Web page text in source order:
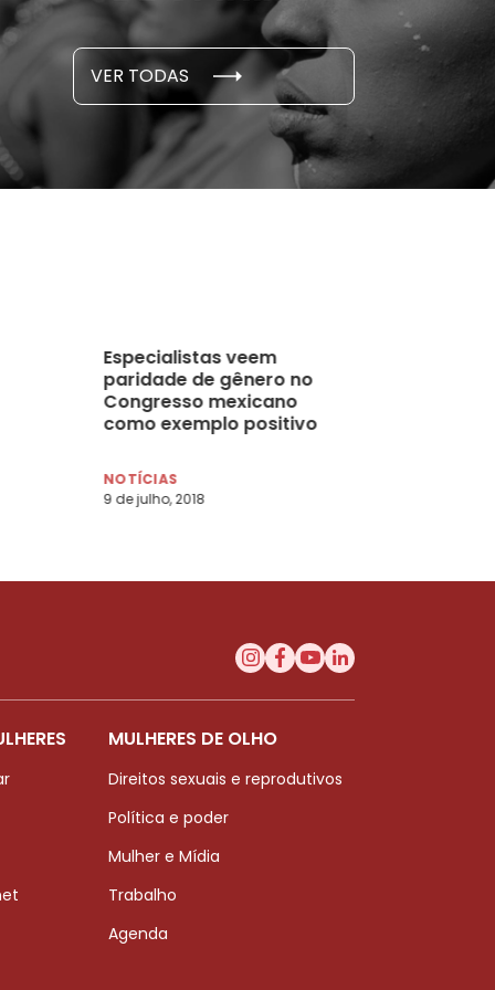
VER TODAS
E PESQUISAS
novembro, 2021
Especialistas veem
paridade de gênero no
Congresso mexicano
como exemplo positivo
NOTÍCIAS
9 de julho, 2018
MULHERES DE OLHO
Direitos sexuais e reprodutivos
Política e poder
Mulher e Mídia
Trabalho
Agenda